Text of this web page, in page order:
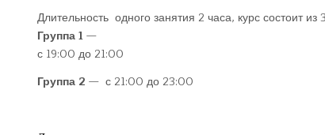
Длительность одного занятия 2 часа, курс состоит
Группа 1—
с 19:00 до 21:00
Группа 2 — с 21:00 до 23:00